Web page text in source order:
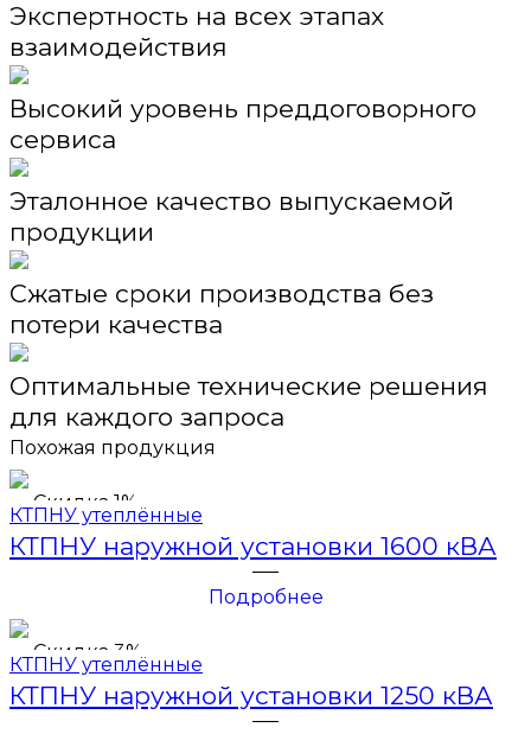
Экспертность на всех этапах
взаимодействия
Высокий уровень преддоговорного
сервиса
Эталонное качество выпускаемой
продукции
Сжатые сроки производства без
потери качества
Оптимальные технические решения
для каждого запроса
Похожая продукция
Скидка 1%
КТПНУ утеплённые
КТПНУ наружной установки 1600 кВА
Подробнее
Скидка 3%
КТПНУ утеплённые
КТПНУ наружной установки 1250 кВА